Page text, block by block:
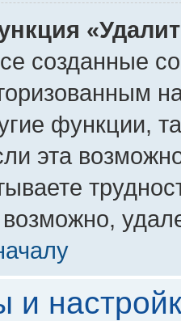
созданные
функции,
эта
и